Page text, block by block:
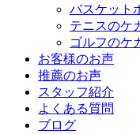
バスケット
テニスのケ
ゴルフのケ
お客様のお声
推薦のお声
スタッフ紹介
よくある質問
ブログ